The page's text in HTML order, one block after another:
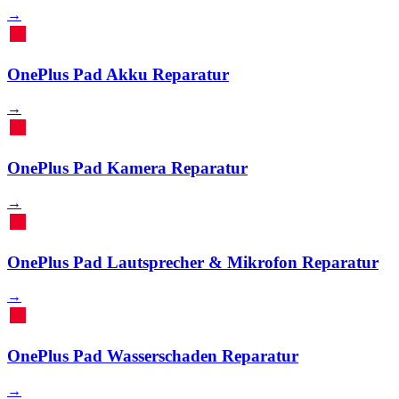
→
OnePlus Pad Akku Reparatur
→
OnePlus Pad Kamera Reparatur
→
OnePlus Pad Lautsprecher & Mikrofon Reparatur
→
OnePlus Pad Wasserschaden Reparatur
→